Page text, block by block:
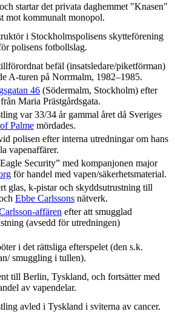
startar det privata daghemmet "Knasen"
mot kommunalt monopol.
i Stockholmspolisens skytteförening
polisens fotbollslag.
befäl (insatsledare/piketförman)
A-turen på Norrmalm, 1982–1985.
46 (Södermalm, Stockholm) efter
Maria Prästgårdsgata.
var 33/34 år gammal året då Sveriges
Palme mördades.
polisen efter interna utredningar om hans
vapenaffärer.
Security” med kompanjonen major
för handel med vapen/säkerhetsmaterial.
glas, k-pistar och skyddsutrustning till
Ebbe Carlssons nätverk.
affären efter att smugglad
(avsedd för utredningen)
i det rättsliga efterspelet (den s.k.
smuggling i tullen).
till Berlin, Tyskland, och fortsätter med
av vapendelar.
avled i Tyskland i sviterna av cancer.